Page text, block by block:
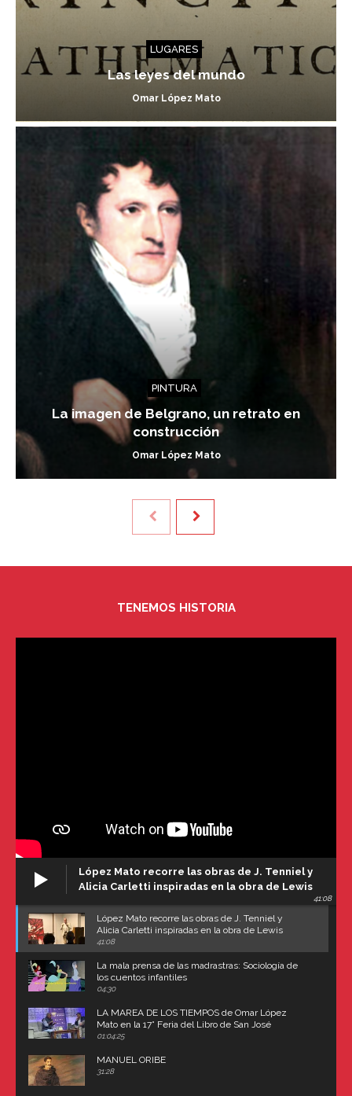
LUGARES
Las leyes del mundo
Omar López Mato
PINTURA
La imagen de Belgrano, un retrato en
construcción
Omar López Mato
TENEMOS HISTORIA
López Mato recorre las obras de J. Tenniel y
Alicia Carletti inspiradas en la obra de Lewis
41:08
López Mato recorre las obras de J. Tenniel y
Alicia Carletti inspiradas en la obra de Lewis
Carroll
41:08
La mala prensa de las madrastras: Sociología de
los cuentos infantiles
04:30
LA MAREA DE LOS TIEMPOS de Omar López
Mato en la 17° Feria del Libro de San José
(Uruguay)
01:04:25
MANUEL ORIBE
31:28